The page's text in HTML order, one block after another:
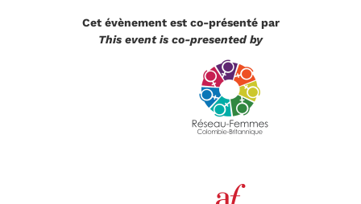
Cet évènement est co-présenté par
This event is co-presented by